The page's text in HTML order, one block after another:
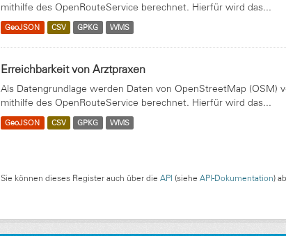
mithilfe des OpenRouteService berechnet. Hierfür wird das...
GeoJSON CSV GPKG WMS
Erreichbarkeit von Arztpraxen
Als Datengrundlage werden Daten von OpenStreetMap (OSM)
mithilfe des OpenRouteService berechnet. Hierfür wird das...
GeoJSON CSV GPKG WMS
Sie können dieses Register auch über die API (siehe API-Dokumentation)